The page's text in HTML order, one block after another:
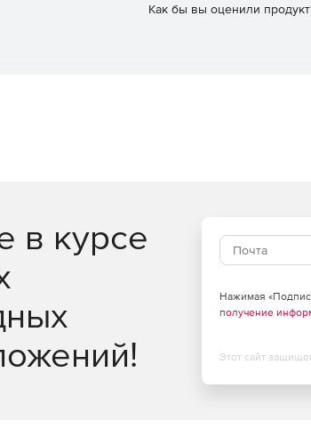
Как бы вы оценили
в курсе
Нажимая
получение
Этот сайт